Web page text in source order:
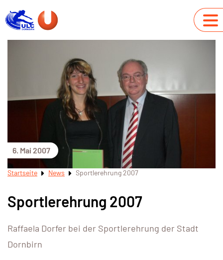
6. Mai 2007
Startseite News Sportlerehrung 2007
Sportlerehrung 2007
Raffaela Dorfer bei der Sportlerehrung der Stadt
Dornbirn